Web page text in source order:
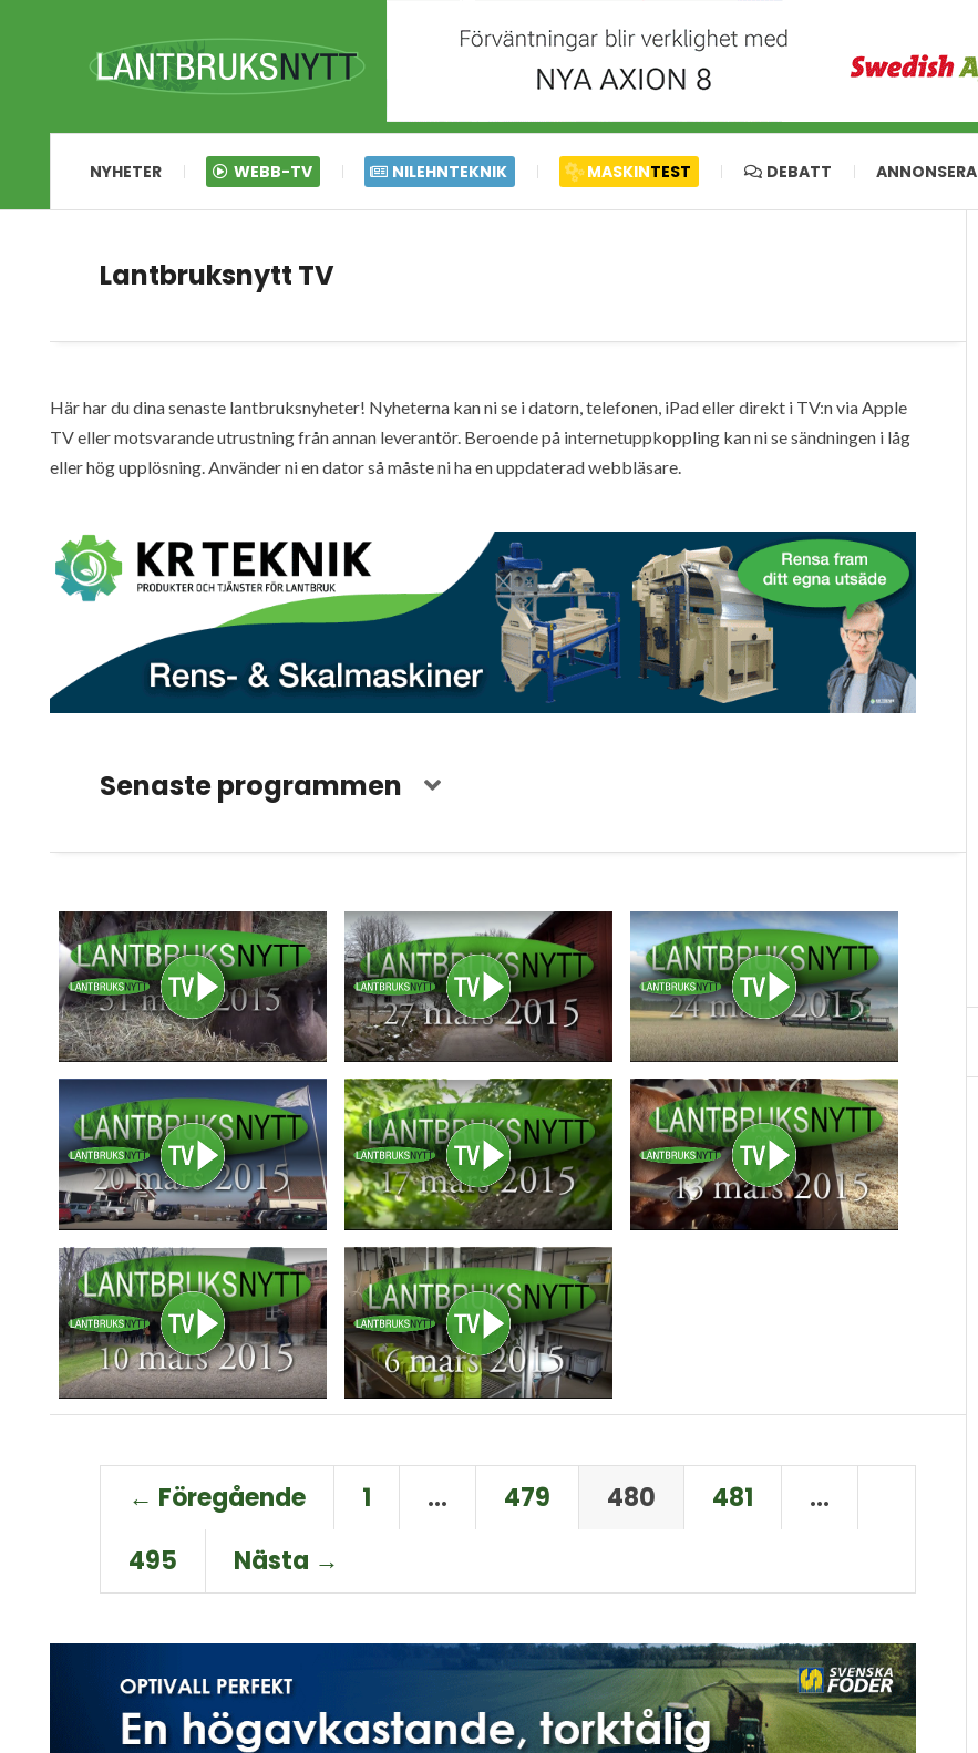
NYHETER WEBB-TV NILEHNTEKNIK MASKINTEST DEBATT ANNONSERA
Lantbruksnytt TV
Här har du dina senaste lantbruksnyheter! Nyheterna kan ni se i datorn, telefonen, iPad eller direkt i TV:n via Apple
TV eller motsvarande utrustning från annan leverantör. Beroende på internetuppkoppling kan ni se sändningen i låg
eller hög upplösning. Använder ni en dator så måste ni ha en uppdaterad webbläsare.
Senaste programmen
← Föregående 1 … 479 480 481
…
495
Nästa →